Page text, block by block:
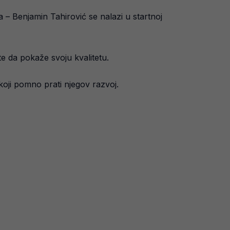
Benjamin Tahirović se nalazi u startnoj
da pokaže svoju kvalitetu.
pomno prati njegov razvoj.